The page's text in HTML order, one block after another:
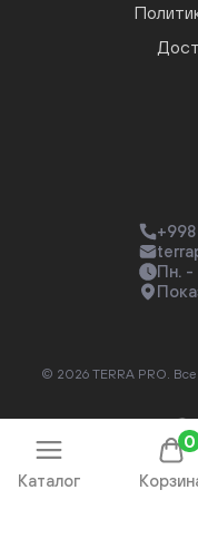
Каталог
0
Пн. -
© 2026 TERRA PRO.